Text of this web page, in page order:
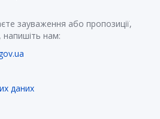
зауваження або пропозиції,
напишіть нам:
даних